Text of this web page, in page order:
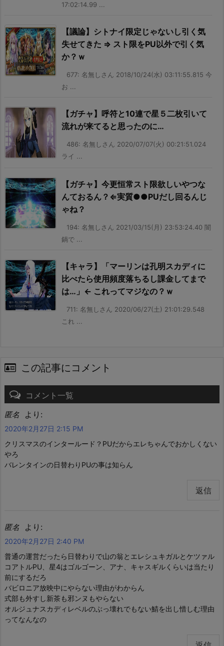
17:02:14.99 ...
【議論】シトナイ限定じゃないし引く気
失せてきた ⇒ スト限をPU以外で引く気
か？ｗ
677: 名無しさん 2018/10/24(水) 03:11:55.815 今
お ...
【ガチャ】呼符と10連で星５二枚引いて
流れが来てると思ったのに…
486: 名無しさん 2020/07/07(火) 00:21:51.024
ライ ...
【ガチャ】今更恒常スト限欲しいやつな
んておるん？⇐実質●●PUだし回るんじ
ゃね？
194: 名無しさん 2021/03/15(月) 23:53:24.40 闇
鍋で ...
【キャラ】「マーリンは孔明スカディに
比べたら使用頻度落ちるし課金してまで
は…」← これってマジなの？ｗ
711: 名無しさん 2020/06/27(土) 21:01:29.548
これ ...
この記事にコメント
コメント一覧
匿名 より:
2020年2月27日 2:15 PM
クリスマスのインタールード？PUだからエレちゃんでおかしくない
やろ
バレンタインの日替わりPUの事は知らん
返信
匿名 より:
2020年2月27日 2:40 PM
普通の運営だったら日替わりで山の翁とエレシュキガルとケツァル
コアトルPU、星4はゴルゴーン、アナ、キャスギルくらいは当たり
前にするだろ
バビロニア放映中にやらない理由がわからん
式部も外すし新茶も邪ンヌもやらない
オルジュナスカディレベルのぶっ壊れでもない鯖を出し惜しむ理由
ってなんなの